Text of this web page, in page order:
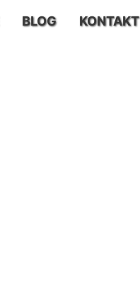
BLOG KONTAKT